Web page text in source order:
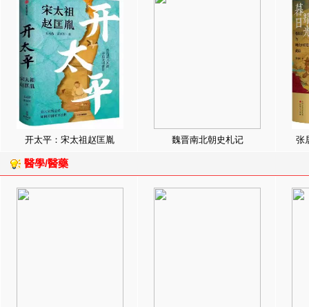
开太平：宋太祖赵匡胤 魏晋南北朝史札记 张
醫學/醫藥